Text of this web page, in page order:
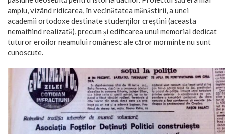
amplu, vizând ridicarea, în vecinătatea mănăstirii, a unei
academii ortodoxe destinate studenților creștini (aceasta
nemaifiind realizată), precum și edificarea unui memorial dedicat
tuturor eroilor neamului românesc ale căror morminte nu sunt
cunoscute.